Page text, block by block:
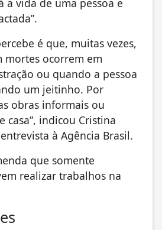
a vida de uma pessoa e
é que, muitas vezes,
mortes ocorrem em
ou quando a pessoa
um jeitinho. Por
obras informais ou
casa”, indicou Cristina
à Agência Brasil.
que somente
realizar trabalhos na